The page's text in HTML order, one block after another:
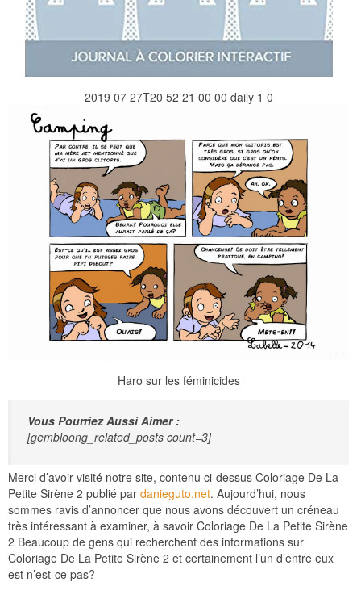
2019 07 27T20 52 21 00 00 daily 1 0
Haro sur les féminicides
Vous Pourriez Aussi Aimer :
[gembloong_related_posts count=3]
Merci d’avoir visité notre site, contenu ci-dessus Coloriage De La
Petite Sirène 2 publié par danieguto.net. Aujourd’hui, nous
sommes ravis d’annoncer que nous avons découvert un créneau
très intéressant à examiner, à savoir Coloriage De La Petite Sirène
2 Beaucoup de gens qui recherchent des informations sur
Coloriage De La Petite Sirène 2 et certainement l’un d’entre eux
est n’est-ce pas?